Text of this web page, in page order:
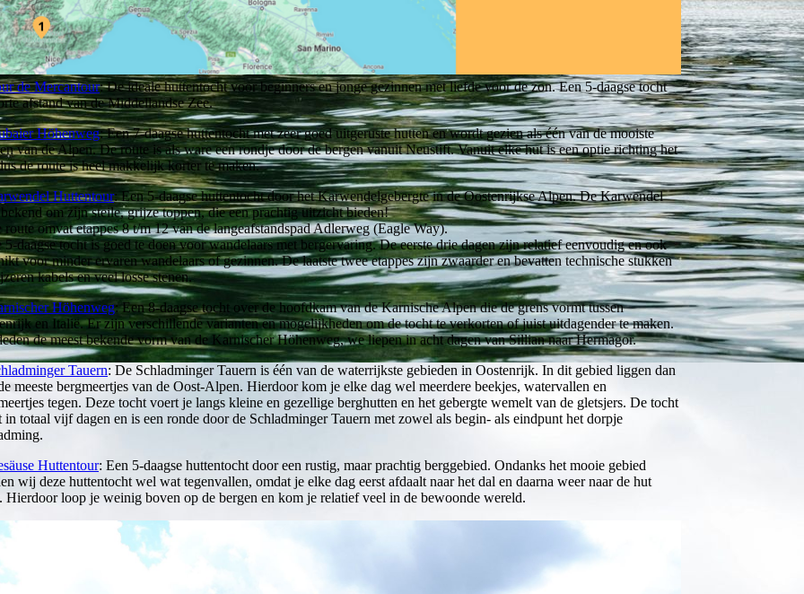
de Mercantour: De ideale huttentocht voor beginners en jonge gezinnen met liefde voor de zon. Een 5-daagse tocht
afstand van de Middellandse Zee.
Höhenweg: Een 7-daagse huttentocht met zeer goed uitgeruste hutten en wordt gezien als één van de mooiste
van de Alpen. De route is als ware een rondje door de bergen vanuit Neustift. Vanuit elke hut is een optie richting het
de route is heel makkelijk korter te maken.
Huttentour: Een 5-daagse huttentocht door het Karwendelgebergte in de Oostenrijkse Alpen. De Karwendel
bekend om zijn steile, grijze toppen, die een prachtig uitzicht bieden!
route omvat etappes 8 t/m 12 van de langeafstandspad Adlerweg (Eagle Way).
5-daagse tocht is goed te doen voor wandelaars met bergervaring. De eerste drie dagen zijn relatief eenvoudig en ook
voor minder ervaren wandelaars of gezinnen. De laatste twee etappes zijn zwaarder en bevatten technische stukken
kabels en veel losse stenen.
Höhenweg: Een 8-daagse tocht over de hoofdkam van de Karnische Alpen die de grens vormt tussen
en Italië. Er zijn verschillende varianten en mogelijkheden om de tocht te verkorten of juist uitdagender te maken.
de meest bekende vorm van de Karnischer Höhenweg, we liepen in acht dagen van Sillian naar Hermagor.
Tauern: De Schladminger Tauern is één van de waterrijkste gebieden in Oostenrijk. In dit gebied liggen dan
meeste bergmeertjes van de Oost-Alpen. Hierdoor kom je elke dag wel meerdere beekjes, watervallen en
tegen. Deze tocht voert je langs kleine en gezellige berghutten en het gebergte wemelt van de gletsjers. De tocht
in totaal vijf dagen en is een ronde door de Schladminger Tauern met zowel als begin- als eindpunt het dorpje
Huttentour: Een 5-daagse huttentocht door een rustig, maar prachtig berggebied. Ondanks het mooie gebied
wij deze huttentocht wel wat tegenvallen, omdat je elke dag eerst afdaalt naar het dal en daarna weer naar de hut
Hierdoor loop je weinig boven op de bergen en kom je relatief veel in de bewoonde wereld.